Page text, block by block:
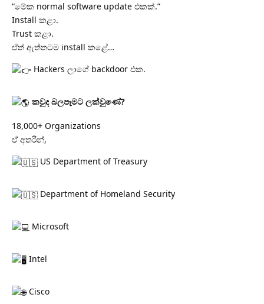
“මේක normal software update එකක්.”
Install කළා.
Trust කළා.
ඒත් ඇත්තටම install කළේ…
Hackers ලාගේ backdoor එක.
කවුද බලපෑමට ලක්වුණේ?
18,000+ Organizations
ඒ අතරින්,
US Department of Treasury
Department of Homeland Security
Microsoft
Intel
Cisco